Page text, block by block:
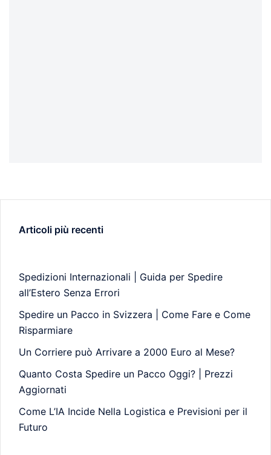
Articoli più recenti
Spedizioni Internazionali | Guida per Spedire
all’Estero Senza Errori
Spedire un Pacco in Svizzera | Come Fare e Come
Risparmiare
Un Corriere può Arrivare a 2000 Euro al Mese?
Quanto Costa Spedire un Pacco Oggi? | Prezzi
Aggiornati
Come L’IA Incide Nella Logistica e Previsioni per il
Futuro